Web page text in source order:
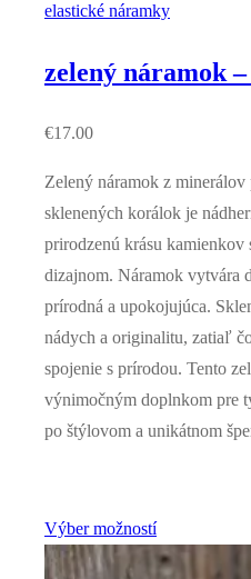
elastické náramky
zelený náramok
€17.00
Zelený náramok z
sklenených korálok je
prirodzenú krásu
dizajnom. Náramok vytvára
prírodná a upokojujúca.
nádych a originalitu, zatiaľ
spojenie s prírodou. Tento
výnimočným doplnkom pre
po štýlovom a unikátnom
Výber možností